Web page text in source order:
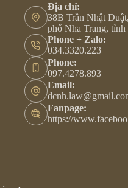
Địa chỉ:
38B Trần Nhật
phố Nha Trang,
Phone + Zalo:
034.3320.223
Phone:
097.4278.893
Email:
Fanpage:
https://